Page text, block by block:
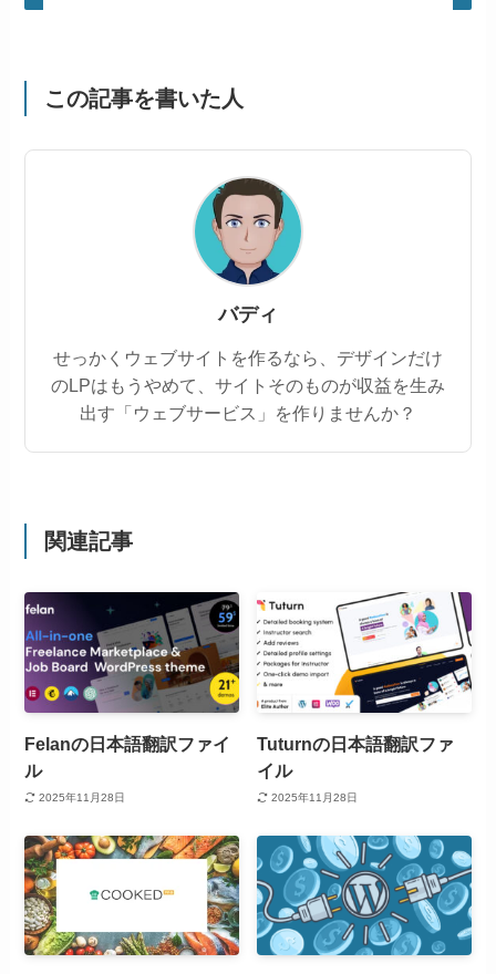
この記事を書いた人
バディ
せっかくウェブサイトを作るなら、デザインだけ
のLPはもうやめて、サイトそのものが収益を生み
出す「ウェブサービス」を作りませんか？
関連記事
Felanの日本語翻訳ファイ
ル
2025年11月28日
Tuturnの日本語翻訳ファ
イル
2025年11月28日